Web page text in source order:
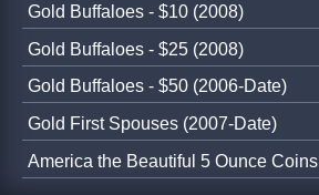
Gold Buffaloes - $10 (2008)
Gold Buffaloes - $25 (2008)
Gold Buffaloes - $50 (2006-Date)
Gold First Spouses (2007-Date)
America the Beautiful 5 Ounce Coins